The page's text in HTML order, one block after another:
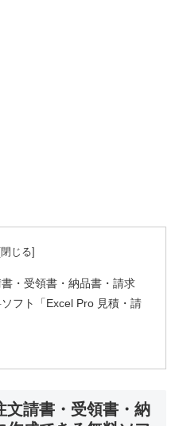
・受領書・納品書・請求
フト「Excel Pro 見積・請
文請書・受領書・納